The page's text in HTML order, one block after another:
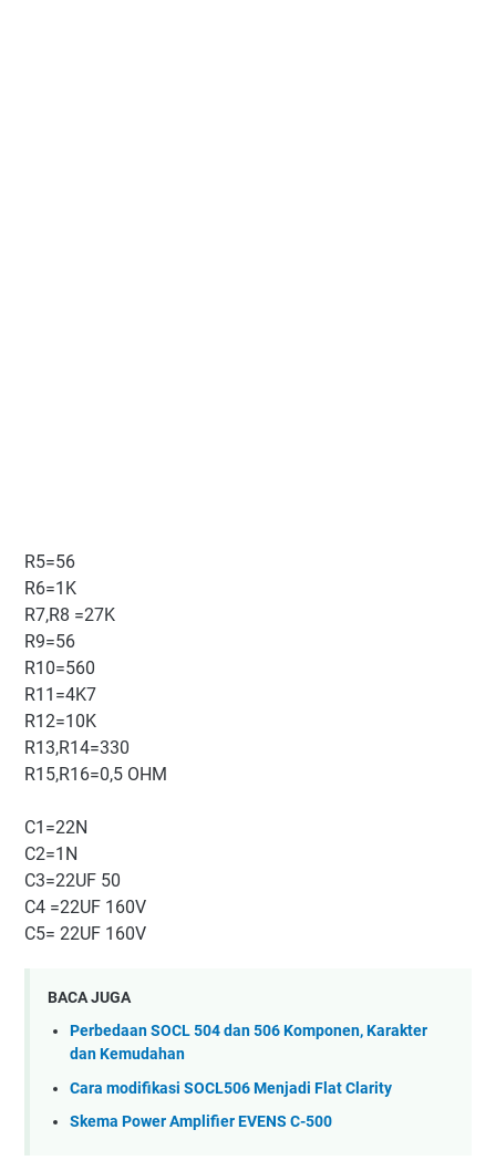
R5=56
R6=1K
R7,R8 =27K
R9=56
R10=560
R11=4K7
R12=10K
R13,R14=330
R15,R16=0,5 OHM
C1=22N
C2=1N
C3=22UF 50
C4 =22UF 160V
C5= 22UF 160V
BACA JUGA
Perbedaan SOCL 504 dan 506 Komponen, Karakter
dan Kemudahan
Cara modifikasi SOCL506 Menjadi Flat Clarity
Skema Power Amplifier EVENS C-500